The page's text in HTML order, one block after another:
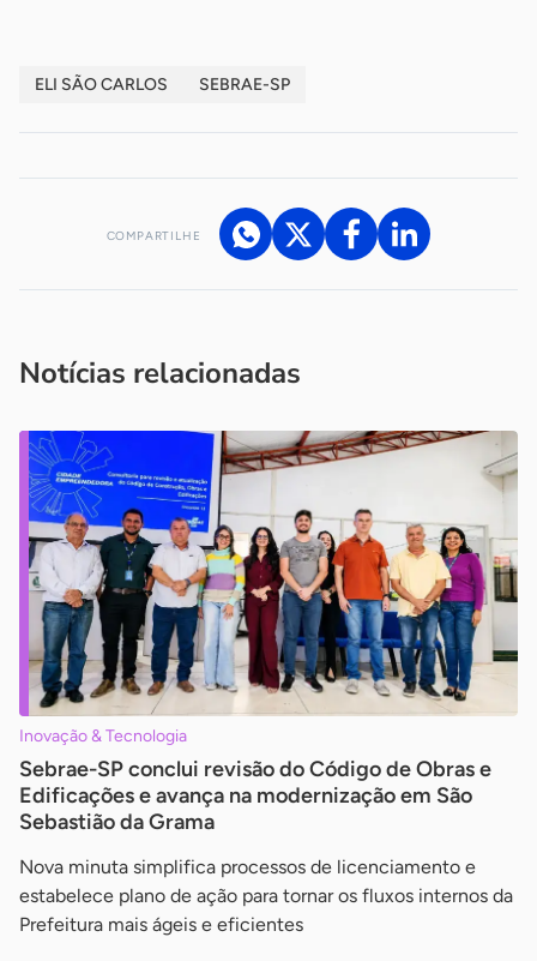
ELI SÃO CARLOS SEBRAE-SP
COMPARTILHE
Notícias relacionadas
Inovação & Tecnologia
Sebrae-SP conclui revisão do Código de Obras e
Edificações e avança na modernização em São
Sebastião da Grama
Nova minuta simplifica processos de licenciamento e
estabelece plano de ação para tornar os fluxos internos da
Prefeitura mais ágeis e eficientes